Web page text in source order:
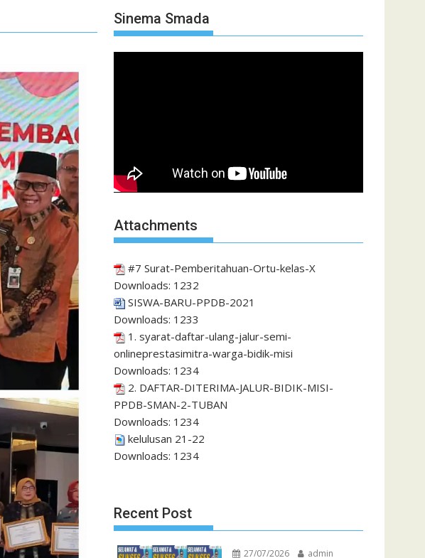
Sinema Smada
Attachments
#7 Surat-Pemberitahuan-Ortu-kelas-X
Downloads: 1232
SISWA-BARU-PPDB-2021
Downloads: 1233
1. syarat-daftar-ulang-jalur-semi-
onlineprestasimitra-warga-bidik-misi
Downloads: 1234
2. DAFTAR-DITERIMA-JALUR-BIDIK-MISI-
PPDB-SMAN-2-TUBAN
Downloads: 1234
kelulusan 21-22
Downloads: 1234
Recent Post
27/07/2026
admin